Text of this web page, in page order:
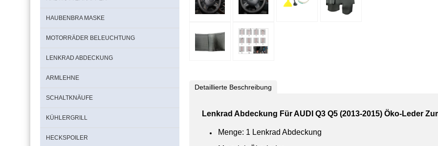
HAUBENBRA MASKE
MOTORRÄDER BELEUCHTUNG
LENKRAD ABDECKUNG
ARMLEHNE
SCHALTKNÄUFE
KÜHLERGRILL
HECKSPOILER
Detaillierte Beschreibung
Lenkrad Abdeckung Für AUDI Q3 Q5 (2013-2015) Öko-Leder
Menge: 1 Lenkrad Abdeckung